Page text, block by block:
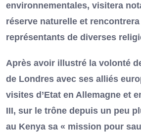
environnementales, visitera
réserve naturelle et
représentants de diverses
Après avoir illustré la volonté
de Londres avec ses alliés
visites d’Etat en Allemagne et
III, sur le trône depuis un peu
au Kenya sa « mission pour